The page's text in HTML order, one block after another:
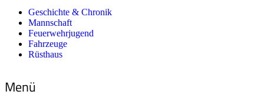
Geschichte & Chronik
Mannschaft
Feuerwehrjugend
Fahrzeuge
Rüsthaus
Menü